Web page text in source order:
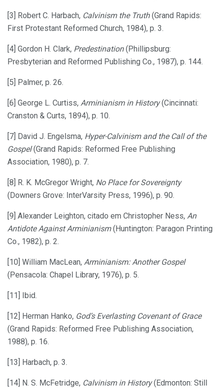
[3] Robert C. Harbach, Calvinism the Truth(Grand Rapids:
First Protestant Reformed Church, 1984), p. 3.
[4] Gordon H. Clark, Predestination(Phillipsburg:
Presbyterian and Reformed Publishing Co., 1987), p. 144.
[5] Palmer, p. 26.
[6] George L. Curtiss, Arminianism in History(Cincinnati:
Cranston & Curts, 1894), p. 10.
[7] David J. Engelsma, Hyper-Calvinism and the Call of the
Gospel(Grand Rapids: Reformed Free Publishing
Association, 1980), p. 7.
[8] R. K. McGregor Wright, No Place for Sovereignty
(Downers Grove: InterVarsity Press, 1996), p. 90.
[9] Alexander Leighton, citado em Christopher Ness, An
Antidote Against Arminianism(Huntington: Paragon Printing
Co., 1982), p. 2.
[10] William MacLean, Arminianism: Another Gospel
(Pensacola: Chapel Library, 1976), p. 5.
[11] Ibid.
[12] Herman Hanko, God’s Everlasting Covenant of Grace
(Grand Rapids: Reformed Free Publishing Association,
1988), p. 16.
[13] Harbach, p. 3.
[14] N. S. McFetridge, Calvinism in History(Edmonton: Still